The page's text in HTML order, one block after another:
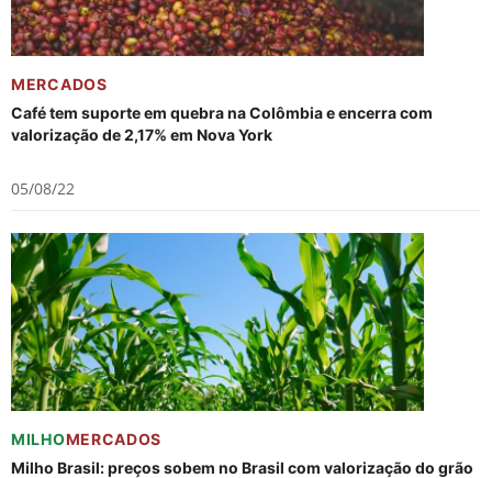
MERCADOS
Café tem suporte em quebra na Colômbia e encerra com
valorização de 2,17% em Nova York
05/08/22
MILHOMERCADOS
Milho Brasil: preços sobem no Brasil com valorização do grão